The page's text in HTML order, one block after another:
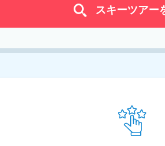
スキーツアー